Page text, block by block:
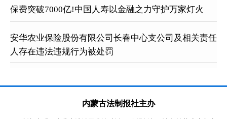
保费突破7000亿!中国人寿以金融之力守护万家灯火
安华农业保险股份有限公司长春中心支公司及相关责任
人存在违法违规行为被处罚
内蒙古法制报社主办